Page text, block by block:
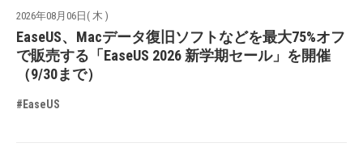
2026年08月06日( 木 )
EaseUS、Macデータ復旧ソフトなどを最大75%オフ
で販売する「EaseUS 2026 新学期セール」を開催
（9/30まで）
#EaseUS